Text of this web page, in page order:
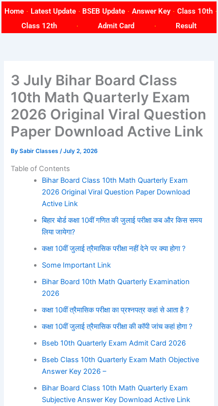
content
Home Latest Update BSEB Update Answer Key
Class 10th
Class 12th
Admit Card Result
3 July Bihar Board Class
10th Math Quarterly Exam
2026 Original Viral Question
Paper Download Active Link
BySabir Classes/July 2, 2026
Table of Contents
Bihar Board Class 10th Math Quarterly Exam
2026 Original Viral Question Paper Download
Active Link
बिहार बोर्ड कक्षा 10वीं गणित की जुलाई परीक्षा कब और किस समय
लिया जायेगा?
कक्षा 10वीं जुलाई त्रैमासिक परीक्षा नहीं देने पर क्या होगा ?
Some Important Link
Bihar Board 10th Math Quarterly Examination
2026
कक्षा 10वीं त्रैमासिक परीक्षा का प्रश्नपत्र कहां से आता है ?
कक्षा 10वीं जुलाई त्रैमासिक परीक्षा की कॉपी जांच कहां होगा ?
Bseb 10th Quarterly Exam Admit Card 2026
Bseb Class 10th Quarterly Exam Math Objective
Answer Key 2026 –
Bihar Board Class 10th Math Quarterly Exam
Subjective Answer Key Download Active Link